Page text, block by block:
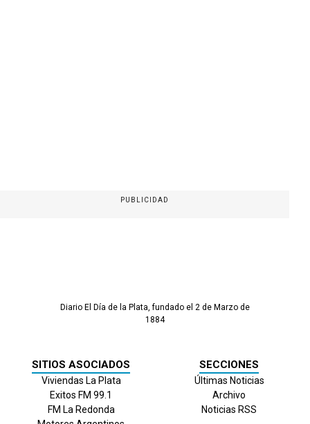
PUBLICIDAD
Diario El Día de la Plata, fundado el 2 de Marzo de
1884
SITIOS ASOCIADOS
Viviendas La Plata
Exitos FM 99.1
FM La Redonda
SECCIONES
Últimas Noticias
Archivo
Noticias RSS